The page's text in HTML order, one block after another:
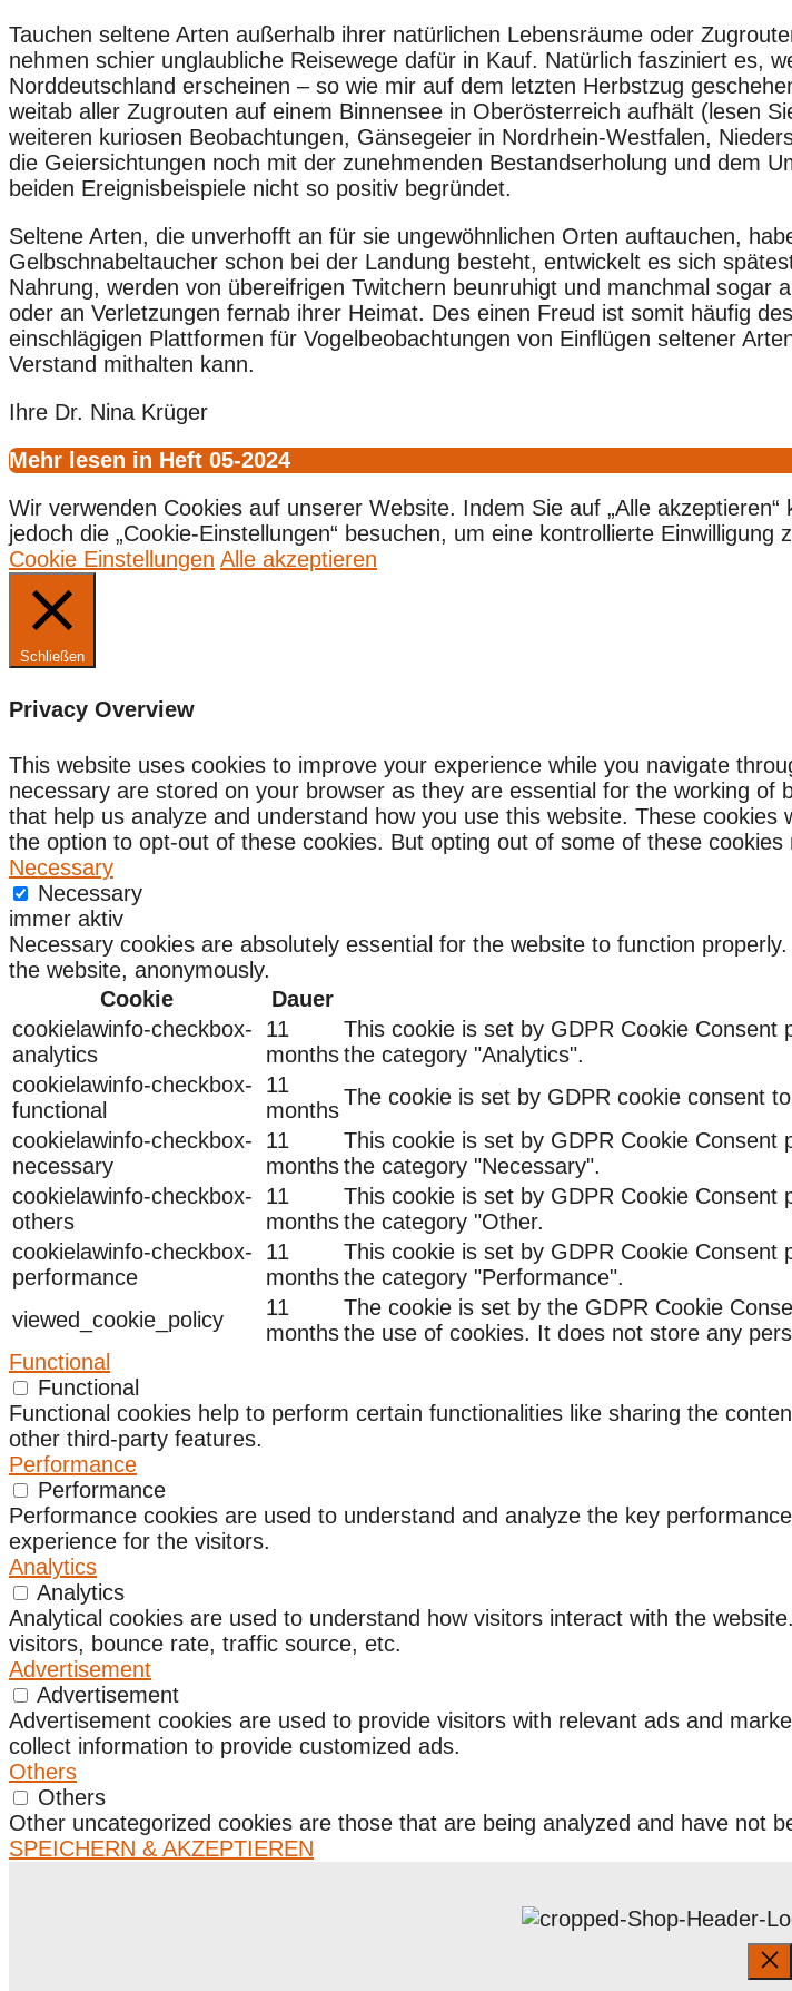
Tauchen seltene Arten außerhalb ihrer natürlichen Lebensräume oder
nehmen schier unglaubliche Reisewege dafür in Kauf. Natürlich fasziniert es,
Norddeutschland erscheinen – so wie mir auf dem letzten Herbstzug
weitab aller Zugrouten auf einem Binnensee in Oberösterreich aufhält (lesen
weiteren kuriosen Beobachtungen, Gänsegeier in Nordrhein-Westfalen,
die Geiersichtungen noch mit der zunehmenden Bestandserholung und dem
beiden Ereignisbeispiele nicht so positiv begründet.
Seltene Arten, die unverhofft an für sie ungewöhnlichen Orten auftauchen,
Gelbschnabeltaucher schon bei der Landung besteht, entwickelt es sich
Nahrung, werden von übereifrigen Twitchern beunruhigt und manchmal
oder an Verletzungen fernab ihrer Heimat. Des einen Freud ist somit häufig
einschlägigen Plattformen für Vogelbeobachtungen von Einflügen seltener
Verstand mithalten kann.
Ihre Dr. Nina Krüger
Mehr lesen in Heft 05-2024
Wir verwenden Cookies auf unserer Website. Indem Sie auf „Alle
jedoch die „Cookie-Einstellungen“ besuchen, um eine kontrollierte Einwilligung
Cookie Einstellungen Alle akzeptieren
Schließen
Privacy Overview
This website uses cookies to improve your experience while you navigate
necessary are stored on your browser as they are essential for the working
that help us analyze and understand how you use this website. These
the option to opt-out of these cookies. But opting out of some of these
Necessary
Necessary
immer aktiv
Necessary cookies are absolutely essential for the website to function
the website, anonymously.
Cookie
Dauer
cookielawinfo-checkbox-
analytics
11
months
This cookie is set by GDPR Cookie
the category "Analytics".
cookielawinfo-checkbox-
functional
11
months
The cookie is set by GDPR cookie consent
cookielawinfo-checkbox-
necessary
11
months
This cookie is set by GDPR Cookie
the category "Necessary".
cookielawinfo-checkbox-
others
11
months
This cookie is set by GDPR Cookie
the category "Other.
cookielawinfo-checkbox-
performance
11
months
This cookie is set by GDPR Cookie
the category "Performance".
viewed_cookie_policy
11
months
The cookie is set by the GDPR Cookie
the use of cookies. It does not store any
Functional
Functional
Functional cookies help to perform certain functionalities like sharing the
other third-party features.
Performance
Performance
Performance cookies are used to understand and analyze the key
experience for the visitors.
Analytics
Analytics
Analytical cookies are used to understand how visitors interact with the
visitors, bounce rate, traffic source, etc.
Advertisement
Advertisement
Advertisement cookies are used to provide visitors with relevant ads and
collect information to provide customized ads.
Others
Others
Other uncategorized cookies are those that are being analyzed and have not
SPEICHERN & AKZEPTIEREN